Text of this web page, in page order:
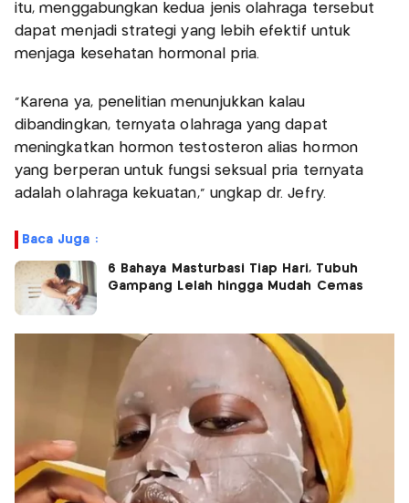
itu, menggabungkan kedua jenis olahraga tersebut
dapat menjadi strategi yang lebih efektif untuk
menjaga kesehatan hormonal pria.
“Karena ya, penelitian menunjukkan kalau
dibandingkan, ternyata olahraga yang dapat
meningkatkan hormon testosteron alias hormon
yang berperan untuk fungsi seksual pria ternyata
adalah olahraga kekuatan,” ungkap dr. Jefry.
Baca Juga :
6 Bahaya Masturbasi Tiap Hari, Tubuh
Gampang Lelah hingga Mudah Cemas